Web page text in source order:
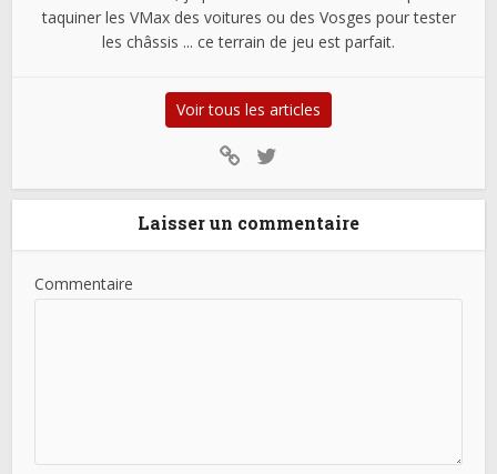
taquiner les VMax des voitures ou des Vosges pour tester
les châssis ... ce terrain de jeu est parfait.
Voir tous les articles
Laisser un commentaire
Commentaire